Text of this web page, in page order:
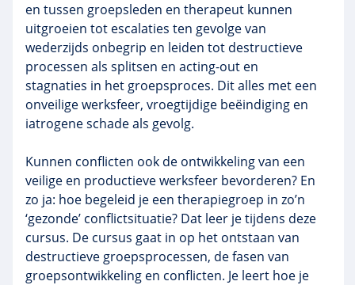
en tussen groepsleden en therapeut kunnen
uitgroeien tot escalaties ten gevolge van
wederzijds onbegrip en leiden tot destructieve
processen als splitsen en acting-out en
stagnaties in het groepsproces. Dit alles met een
onveilige werksfeer, vroegtijdige beëindiging en
iatrogene schade als gevolg.
Kunnen conflicten ook de ontwikkeling van een
veilige en productieve werksfeer bevorderen? En
zo ja: hoe begeleid je een therapiegroep in zo’n
‘gezonde’ conflictsituatie? Dat leer je tijdens deze
cursus. De cursus gaat in op het ontstaan van
destructieve groepsprocessen, de fasen van
groepsontwikkeling en conflicten. Je leert hoe je